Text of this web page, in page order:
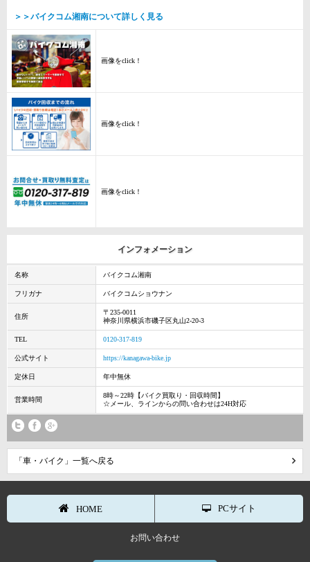
＞＞バイクコム湘南について詳しく見る
画像をclick！
画像をclick！
画像をclick！
インフォメーション
名称 バイクコム湘南
フリガナ バイクコムショウナン
住所
〒235-0011
神奈川県横浜市磯子区丸山2-20-3
TEL 0120-317-819
公式サイト https://kanagawa-bike.jp
定休日 年中無休
営業時間
8時～22時【バイク買取り・回収時間】
☆メール、ラインからの問い合わせは24H対応
「車・バイク」一覧へ戻る
HOME PCサイト
お問い合わせ